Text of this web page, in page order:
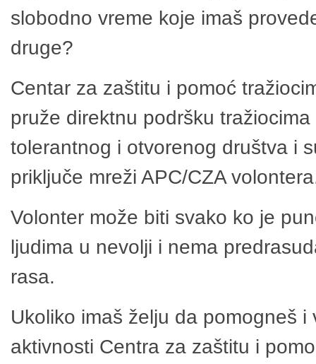
slobodno vreme koje imaš
druge?
Centar za zaštitu i pomoć
pruže direktnu podršku
tolerantnog i otvorenog društva i
priključe mreži APC/CZA
Volonter može biti svako ko je
ljudima u nevolji i nema
rasa.
Ukoliko imaš želju da pomogneš
aktivnosti Centra za zaštitu i